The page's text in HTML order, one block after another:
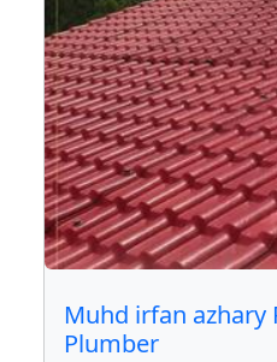
Muhd irfan azhary
Plumber